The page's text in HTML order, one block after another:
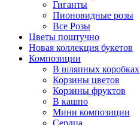
Гиганты
Пионовидные розы
Все Розы
Цветы поштучно
Новая коллекция букетов
Композиции
В шляпных коробках
Корзины цветов
Корзины фруктов
В кашпо
Мини композиции
Сердца